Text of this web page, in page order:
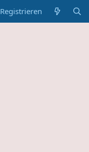
Registrieren